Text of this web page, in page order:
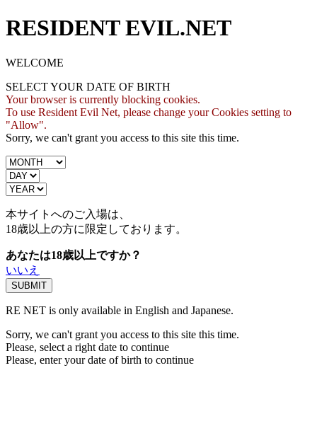
RESIDENT EVIL.NET
WELCOME
SELECT YOUR DATE OF BIRTH
Your browser is currently blocking cookies.
To use Resident Evil Net, please change your Cookies setting to
"Allow".
Sorry, we can't grant you access to this site this time.
本サイトへのご入場は、
18歳以上の方に限定しております。
あなたは18歳以上ですか？
いいえ
RE NET is only available in English and Japanese.
Sorry, we can't grant you access to this site this time.
Please, select a right date to continue
Please, enter your date of birth to continue